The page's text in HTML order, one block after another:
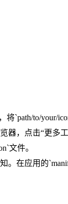
`path/to/your/
器，点击“更多
文件。
。在应用的